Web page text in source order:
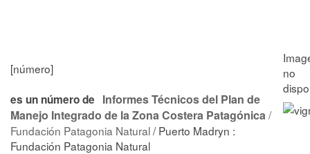
[número]
es un número de Informes Técnicos del Plan de
Manejo Integrado de la Zona Costera Patagónica /
Fundación Patagonia Natural/ Puerto Madryn :
Fundación Patagonia Natural